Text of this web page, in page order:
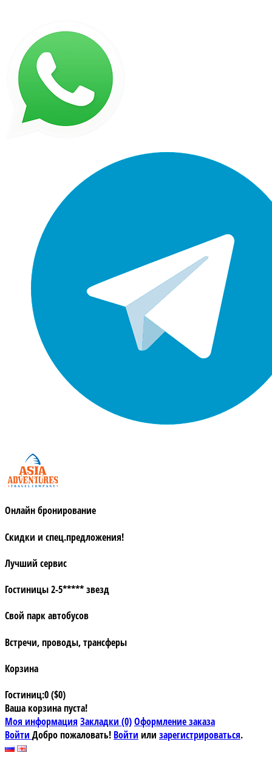
Онлайн бронирование
Скидки и спец.предложения!
Лучший сервис
Гостиницы 2-5***** звезд
Свой парк автобусов
Встречи, проводы, трансферы
Корзина
Гостиниц:0 ($0)
Ваша корзина пуста!
Моя информация Закладки (0)Оформление заказа
Войти Добро пожаловать! Войти или зарегистрироваться.